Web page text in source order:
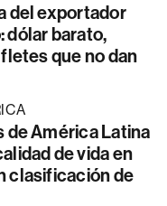
del exportador
dólar barato,
que no dan
de América Latina
de vida en
clasificación de